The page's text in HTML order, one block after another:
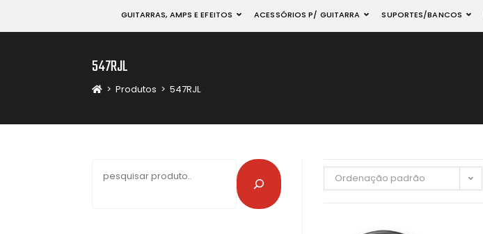
GUITARRAS, AMPS E EFEITOS ACESSÓRIOS P/ GUITARRA SUPORTES/BANCOS
547RJL
> Produtos > 547RJL
Ordenação padrão